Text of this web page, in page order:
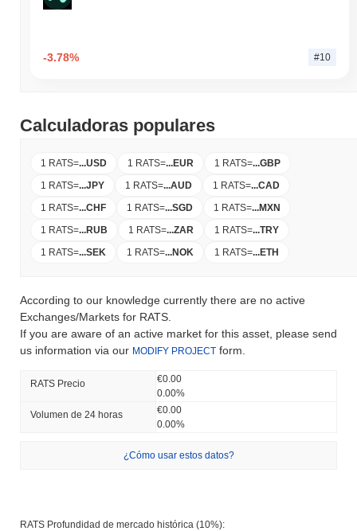
-3.78% #10
Calculadoras populares
1 RATS=...USD 1 RATS=...EUR 1 RATS=...GBP
1 RATS=...JPY 1 RATS=...AUD 1 RATS=...CAD
1 RATS=...CHF 1 RATS=...SGD 1 RATS=...MXN
1 RATS=...RUB 1 RATS=...ZAR 1 RATS=...TRY
1 RATS=...SEK 1 RATS=...NOK 1 RATS=...ETH
According to our knowledge currently there are no active
Exchanges/Markets for RATS.
If you are aware of an active market for this asset, please send
us information via our MODIFY PROJECT form.
RATS Precio
€0.00
0.00%
Volumen de 24 horas
€0.00
0.00%
¿Cómo usar estos datos?
RATS Profundidad de mercado histórica (10%):